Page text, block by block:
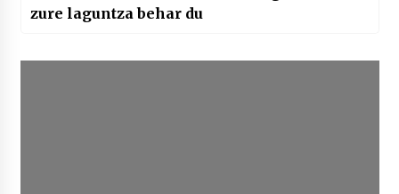
zure laguntza behar du